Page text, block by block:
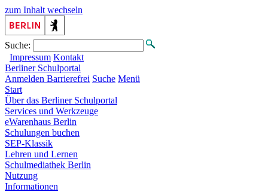
zum Inhalt wechseln
Suche:
Impressum Kontakt
Berliner Schulportal
Anmelden Barrierefrei Suche Menü
Start
Über das Berliner Schulportal
Services und Werkzeuge
eWarenhaus Berlin
Schulungen buchen
SEP-Klassik
Lehren und Lernen
Schulmediathek Berlin
Nutzung
Informationen